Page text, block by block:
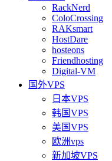
RackNerd
ColoCrossing
RAKsmart
HostDare
hosteons
Friendhosting
Digital-VM
国外VPS
日本VPS
韩国VPS
美国VPS
欧洲vps
新加坡VPS